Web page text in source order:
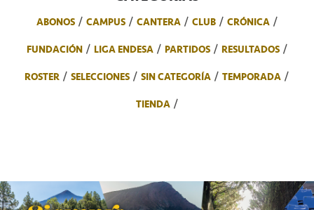
ABONOS CAMPUS CANTERA CLUB
CRÓNICA
FUNDACIÓN
LIGA ENDESA PARTIDOS
RESULTADOS
ROSTER
SELECCIONES SIN CATEGORÍA
TEMPORADA
TIENDA